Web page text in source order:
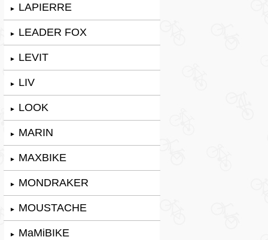
► LAPIERRE
► LEADER FOX
► LEVIT
► LIV
► LOOK
► MARIN
► MAXBIKE
► MONDRAKER
► MOUSTACHE
► MaMiBIKE